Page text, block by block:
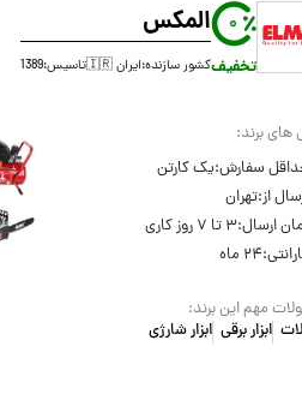
0
تخفیف
المکس
کشور سازنده:ایران 🇮🇷 تاسیس:1389
های برند:
سفارش:یک کارتن
از:تهران
ارسال:۳ تا ۷ روز کاری
۲۴ ماه
مهم این برند:
ابزار برقی ابزار شارژی